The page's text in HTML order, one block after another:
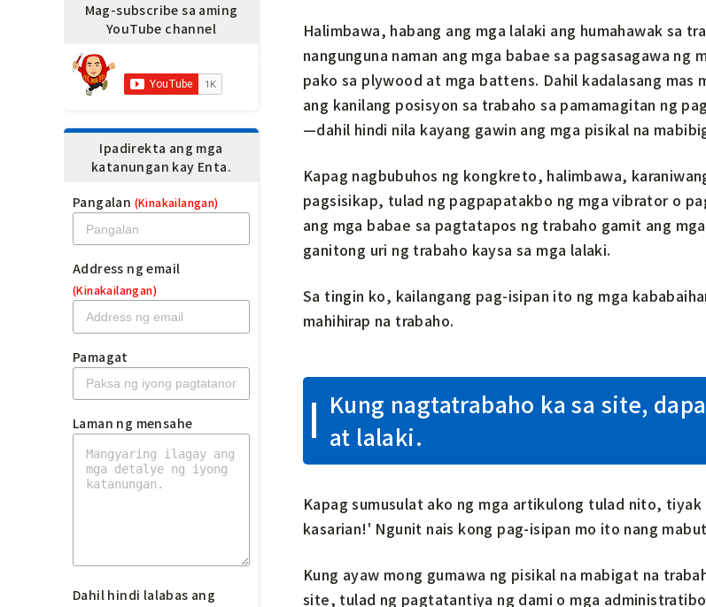
Halimbawa, habang ang mga lalaki ang humahawak sa
nangunguna naman ang mga babae sa pagsasagawa
pako sa plywood at mga battens. Dahil kadalasang mas
ang kanilang posisyon sa trabaho sa pamamagitan ng
—dahil hindi nila kayang gawin ang mga pisikal na
Kapag nagbubuhos ng kongkreto, halimbawa,
pagsisikap, tulad ng pagpapatakbo ng mga vibrator o
ang mga babae sa pagtatapos ng trabaho gamit ang
ganitong uri ng trabaho kaysa sa mga lalaki.
Sa tingin ko, kailangang pag-isipan ito ng mga
mahihirap na trabaho.
Kung nagtatrabaho ka sa site,
at lalaki.
Kapag sumusulat ako ng mga artikulong tulad nito,
kasarian!' Ngunit nais kong pag-isipan mo ito nang
Kung ayaw mong gumawa ng pisikal na mabigat na
site, tulad ng pagtatantiya ng dami o mga
Mag-subscribe sa aming
YouTube channel
Ipadirekta ang mga
katanungan kay Enta.
Pangalan (Kinakailangan)
Address ng email
(Kinakailangan)
Pamagat
Laman ng mensahe
Dahil hindi lalabas ang